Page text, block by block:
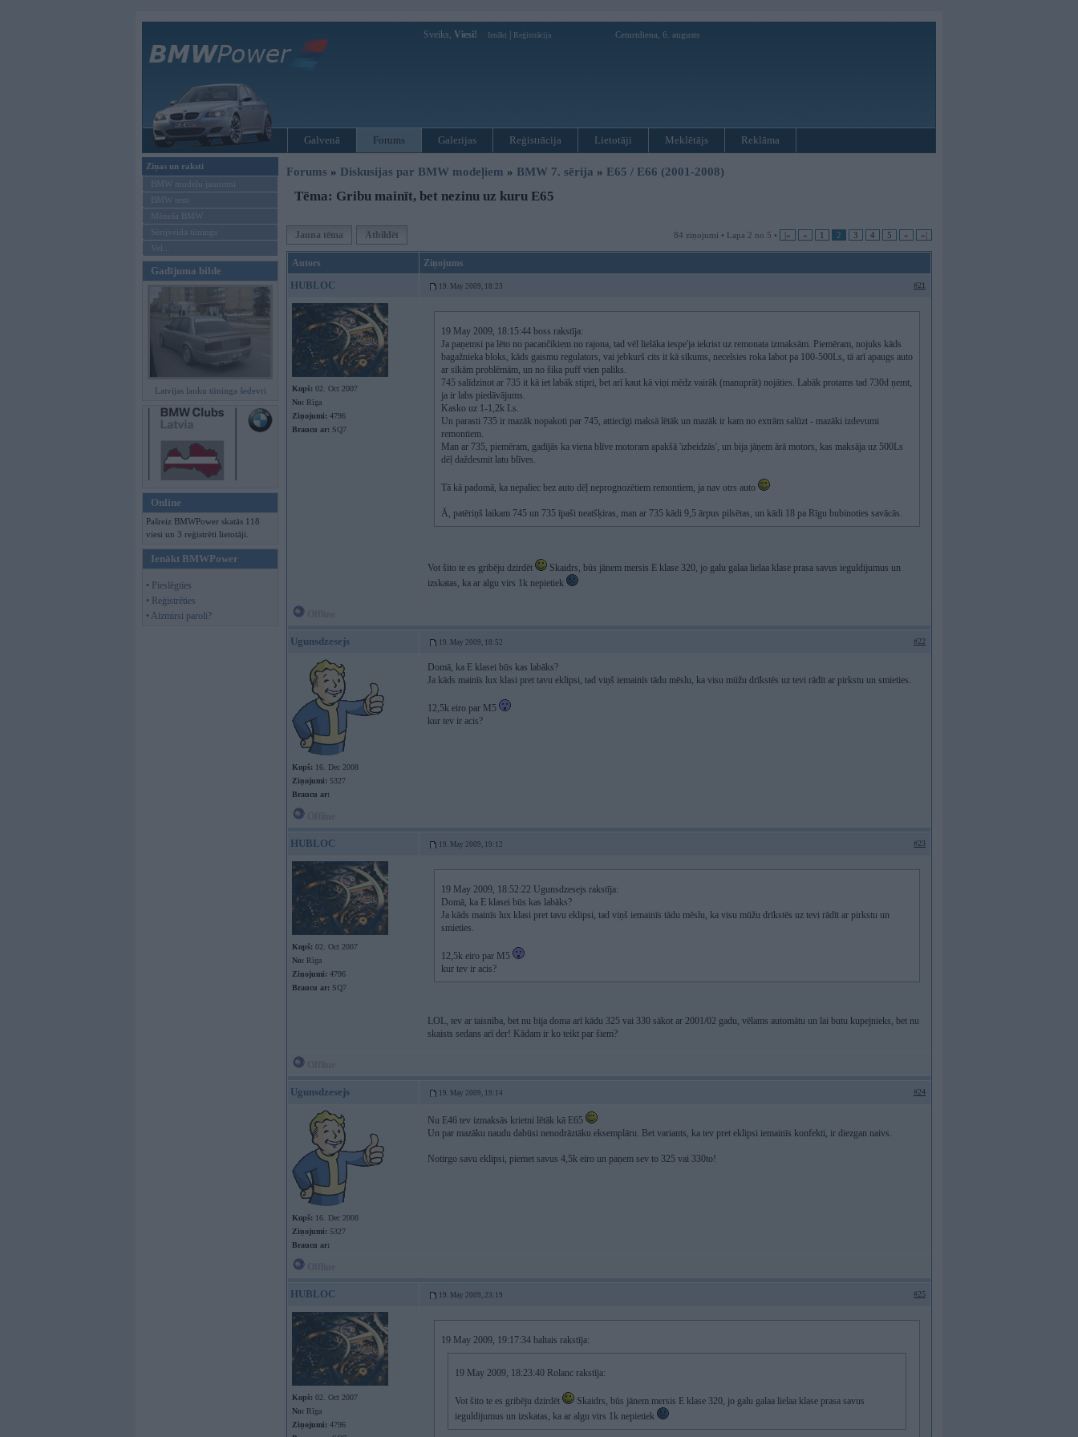
Sveiks, Viesi! Ienākt Reģistrācija Ceturtdiena, 6. augusts
Galvenā Forums Galerijas Reģistrācija Lietotāji Meklētājs Reklāma
Ziņas un raksti
BMW modeļu jaunumi
BMW testi
Mēneša BMW
Sērijveida tūnings
Vel...
Gadījuma bilde
Latvijas lauku tūninga šedevri
Online
Pašreiz BMWPower skatās 118
viesi un 3 reģistrēti lietotāji.
Ienākt BMWPower
• Pieslēgties
• Reģistrēties
• Aizmirsi paroli?
Forums » Diskusijas par BMW modeļiem » BMW 7. sērija » E65 / E66 (2001-2008)
Tēma: Gribu mainīt, bet nezinu uz kuru E65
Jauna tēma Atbildēt 84 ziņojumi • Lapa 2 no 5 • |« « 1 2 3 4 5 » »|
Autors Ziņojums
HUBLOC 19. May 2009, 18:23 #21
Kopš: 02. Oct 2007
No: Rīga
Ziņojumi: 4796
Braucu ar: SQ7
19 May 2009, 18:15:44 boss rakstīja:
Ja paņemsi pa lēto no pacančikiem no rajona, tad vēl lielāka iespe'ja iekrist uz remonata izmaksām. Piemēram, nojuks kāds
bagažnieka bloks, kāds gaismu regulators, vai jebkurš cits it kā sīkums, necelsies roka labot pa 100-500Ls, tā arī apaugs auto
ar sīkām problēmām, un no šika puff vien paliks.
745 salīdzinot ar 735 it kā iet labāk stipri, bet arī kaut kā viņi mēdz vairāk (manuprāt) nojāties. Labāk protams tad 730d ņemt,
ja ir labs piedāvājums.
Kasko uz 1-1,2k Ls.
Un parasti 735 ir mazāk nopakoti par 745, attiecīgi maksā lētāk un mazāk ir kam no extrām salūzt - mazāki izdevumi
remontiem.
Man ar 735, piemēram, gadījās ka viena blīve motoram apakšā 'izbeidzās', un bija jāņem ārā motors, kas maksāja uz 500Ls
dēļ daždesmit latu blīves.
Tā kā padomā, ka nepaliec bez auto dēļ neprognozētiem remontiem, ja nav otrs auto
Ā, patēriņš laikam 745 un 735 īpaši neatšķiras, man ar 735 kādi 9,5 ārpus pilsētas, un kādi 18 pa Rīgu bubinoties savācās.
Vot šito te es gribēju dzirdēt
Skaidrs, būs jānem mersis E klase 320, jo galu galaa lielaa klase prasa savus ieguldijumus un
izskatas, ka ar algu virs 1k nepietiek
Ugunsdzesejs 19. May 2009, 18:52 #22
Kopš: 16. Dec 2008
Ziņojumi: 5327
Braucu ar:
Domā, ka E klasei būs kas labāks?
Ja kāds mainīs lux klasi pret tavu eklipsi, tad viņš iemainīs tādu mēslu, ka visu mūžu drīkstēs uz tevi rādīt ar pirkstu un smieties.
12,5k eiro par M5
kur tev ir acis?
HUBLOC 19. May 2009, 19:12 #23
Kopš: 02. Oct 2007
No: Rīga
Ziņojumi: 4796
Braucu ar: SQ7
19 May 2009, 18:52:22 Ugunsdzesejs rakstīja:
Domā, ka E klasei būs kas labāks?
Ja kāds mainīs lux klasi pret tavu eklipsi, tad viņš iemainīs tādu mēslu, ka visu mūžu drīkstēs uz tevi rādīt ar pirkstu un
smieties.
12,5k eiro par M5
kur tev ir acis?
LOL, tev ar taisnība, bet nu bija doma arī kādu 325 vai 330 sākot ar 2001/02 gadu, vēlams automātu un lai butu kupejnieks, bet nu
skaists sedans arī der! Kādam ir ko teikt par šiem?
Ugunsdzesejs 19. May 2009, 19:14 #24
Kopš: 16. Dec 2008
Ziņojumi: 5327
Braucu ar:
Nu E46 tev izmaksās krietni lētāk kā E65
Un par mazāku naudu dabūsi nenodrāztāku eksemplāru. Bet variants, ka tev pret eklipsi iemainīs konfekti, ir diezgan naivs.
Notirgo savu eklipsi, piemet savus 4,5k eiro un paņem sev to 325 vai 330to!
HUBLOC 19. May 2009, 23:19 #25
Kopš: 02. Oct 2007
No: Rīga
Ziņojumi: 4796
19 May 2009, 19:17:34 baltais rakstīja:
19 May 2009, 18:23:40 Rolanc rakstīja:
Vot šito te es gribēju dzirdēt
Skaidrs, būs jānem mersis E klase 320, jo galu galaa lielaa klase prasa savus
ieguldijumus un izskatas, ka ar algu virs 1k nepietiek